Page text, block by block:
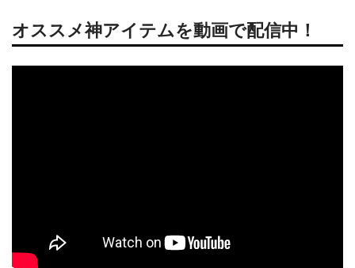
オススメ神アイテムを動画で配信中！